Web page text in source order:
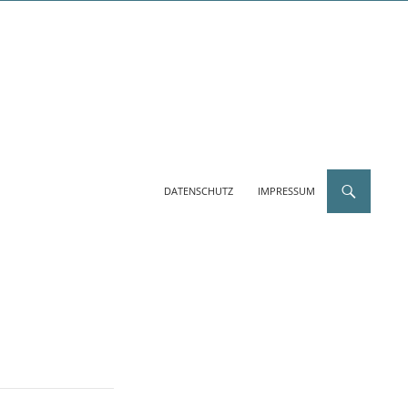
DATENSCHUTZ IMPRESSUM